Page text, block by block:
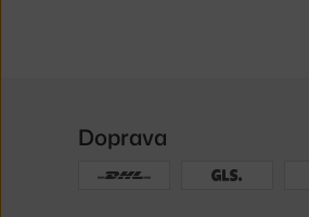
Doprava